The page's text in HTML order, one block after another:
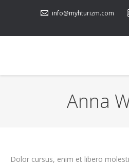
info@myhturizm.com
Anna
Dolor cursus, enim et libero